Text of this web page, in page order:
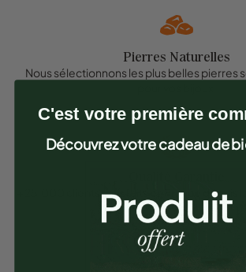
Pierres Naturelles
Nous sélectionnons les plus belles pierres
+ 25.000 clients satisfaits en France depuis
C'est votre première
Découvrez votre cadeau de